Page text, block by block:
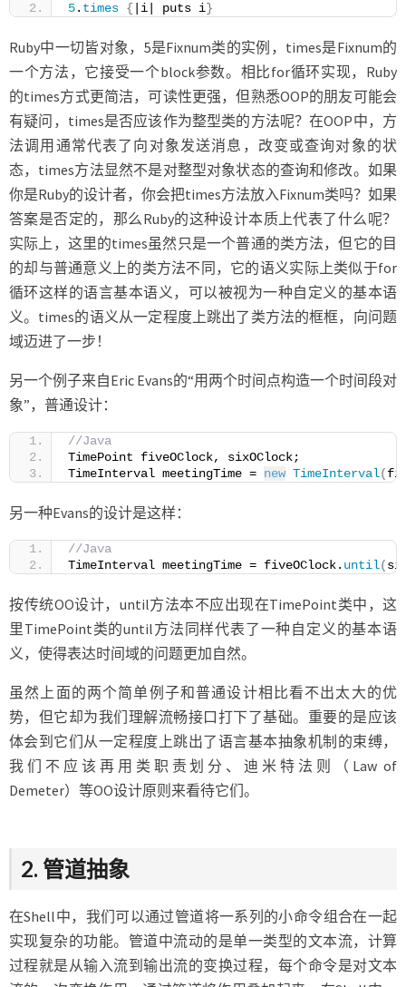
5. times { |i| puts i}
Ruby中一切皆对象，5是Fixnum类的实例，times是Fixnum的
一个方法，它接受一个block参数。相比for循环实现，Ruby
的times方式更简洁，可读性更强，但熟悉OOP的朋友可能会
有疑问，times是否应该作为整型类的方法呢？在OOP中，方
法调用通常代表了向对象发送消息，改变或查询对象的状
态，times方法显然不是对整型对象状态的查询和修改。如果
你是Ruby的设计者，你会把times方法放入Fixnum类吗？如果
答案是否定的，那么Ruby的这种设计本质上代表了什么呢？
实际上，这里的times虽然只是一个普通的类方法，但它的目
的却与普通意义上的类方法不同，它的语义实际上类似于for
循环这样的语言基本语义，可以被视为一种自定义的基本语
义。times的语义从一定程度上跳出了类方法的框框，向问题
域迈进了一步！
另一个例子来自Eric Evans的“用两个时间点构造一个时间段对
象”，普通设计：
//Java
TimePoint fiveOClock, sixOClock;
TimeInterval meetingTime = new TimeInterval(
另一种Evans的设计是这样：
//Java
TimeInterval meetingTime = fiveOClock. until(
按传统OO设计，until方法本不应出现在TimePoint类中，这
里TimePoint类的until方法同样代表了一种自定义的基本语
义，使得表达时间域的问题更加自然。
虽然上面的两个简单例子和普通设计相比看不出太大的优
势，但它却为我们理解流畅接口打下了基础。重要的是应该
体会到它们从一定程度上跳出了语言基本抽象机制的束缚，
我们不应该再用类职责划分、迪米特法则（Law of
Demeter）等OO设计原则来看待它们。
2. 管道抽象
在Shell中，我们可以通过管道将一系列的小命令组合在一起
实现复杂的功能。管道中流动的是单一类型的文本流，计算
过程就是从输入流到输出流的变换过程，每个命令是对文本